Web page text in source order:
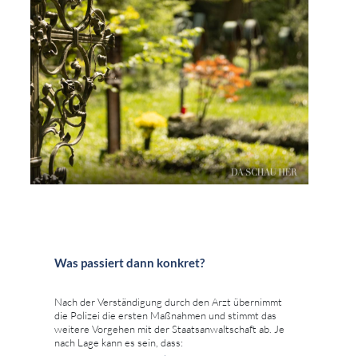
Was passiert dann konkret?
Nach der Verständigung durch den Arzt übernimmt
die Polizei die ersten Maßnahmen und stimmt das
weitere Vorgehen mit der Staatsanwaltschaft ab. Je
nach Lage kann es sein, dass: